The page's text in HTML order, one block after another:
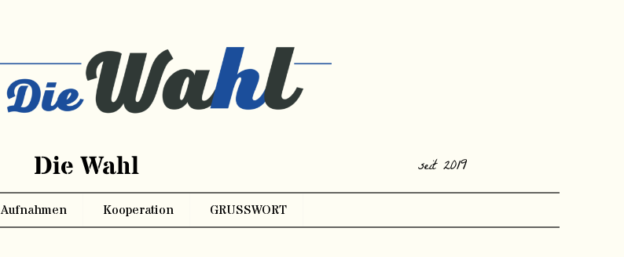
Die Wahl seit 2019
Aufnahmen Kooperation GRUSSWORT